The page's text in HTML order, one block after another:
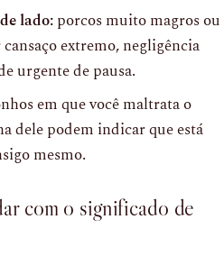
lado:porcos muito magros ou
extremo, negligência
urgente de pausa.
em que você maltrata o
dele podem indicar que está
mesmo.
com o significado de